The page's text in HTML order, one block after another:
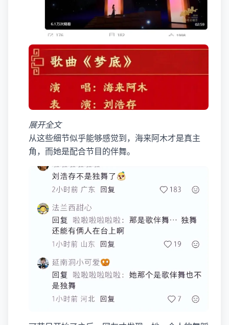
展开全文
从这些细节似乎能够感觉到，海来阿木才是真主
角，而她是配合节目的伴舞。